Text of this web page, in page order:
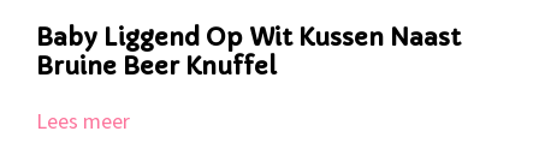
Baby Liggend Op Wit Kussen Naast
Bruine Beer Knuffel
Lees meer